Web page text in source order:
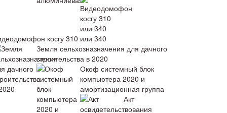
косгу 310 или 340
Земля сельхозназначения для дачного
строительства в 2020
Окоф системный блок
компьютера 2020 и
амортизационная группа
Акт